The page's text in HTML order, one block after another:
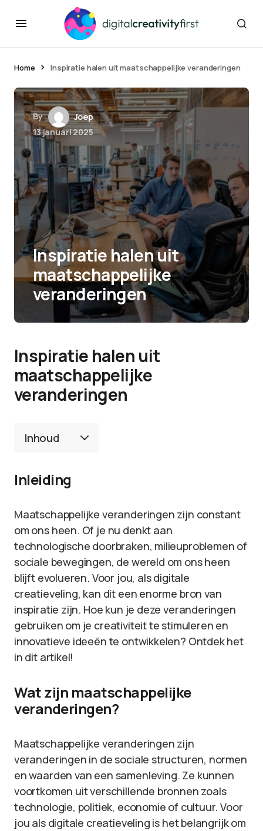
Home Inspiratie halen uit maatschappelijke veranderingen
By
Joep
13 januari 2025
Inspiratie halen uit
maatschappelijke
veranderingen
Inspiratie halen uit
maatschappelijke
veranderingen
Inhoud
Inleiding
Maatschappelijke veranderingen zijn constant
om ons heen. Of je nu denkt aan
technologische doorbraken, milieuproblemen of
sociale bewegingen, de wereld om ons heen
blijft evolueren. Voor jou, als digitale
creatieveling, kan dit een enorme bron van
inspiratie zijn. Hoe kun je deze veranderingen
gebruiken om je creativiteit te stimuleren en
innovatieve ideeën te ontwikkelen? Ontdek het
in dit artikel!
Wat zijn maatschappelijke
veranderingen?
Maatschappelijke veranderingen zijn
veranderingen in de sociale structuren, normen
en waarden van een samenleving. Ze kunnen
voortkomen uit verschillende bronnen zoals
technologie, politiek, economie of cultuur. Voor
jou als digitale creatieveling is het belangrijk om